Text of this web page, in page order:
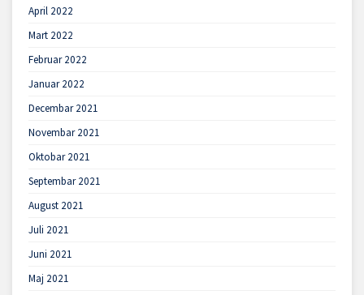
April 2022
Mart 2022
Februar 2022
Januar 2022
Decembar 2021
Novembar 2021
Oktobar 2021
Septembar 2021
August 2021
Juli 2021
Juni 2021
Maj 2021